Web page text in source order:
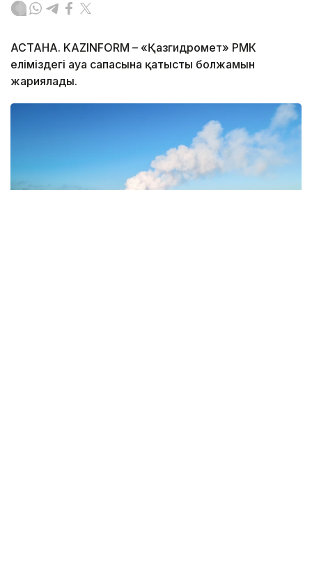
АСТАНА. KAZINFORM – «Қазгидромет» РМК
еліміздегі ауа сапасына қатысты болжамын
жариялады.